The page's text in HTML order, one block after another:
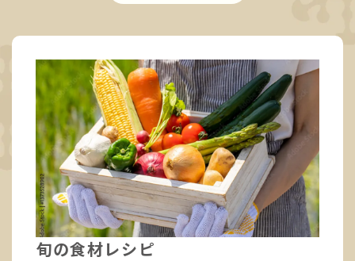
旬の食材レシピ